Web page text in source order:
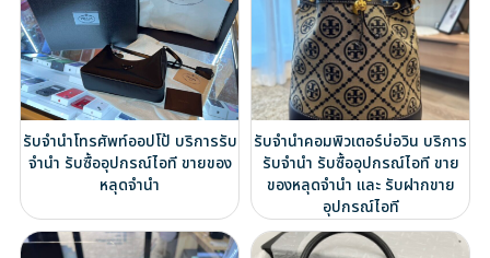
รับจำนำโทรศัพท์ออปโป้ บริการรับ
จำนำ รับซื้ออุปกรณ์ไอที ขายของ
หลุดจำนำ
รับจำนำคอมพิวเตอร์บ่อวิน บริการ
รับจำนำ รับซื้ออุปกรณ์ไอที ขาย
ของหลุดจำนำ และ รับฝากขาย
อุปกรณ์ไอที